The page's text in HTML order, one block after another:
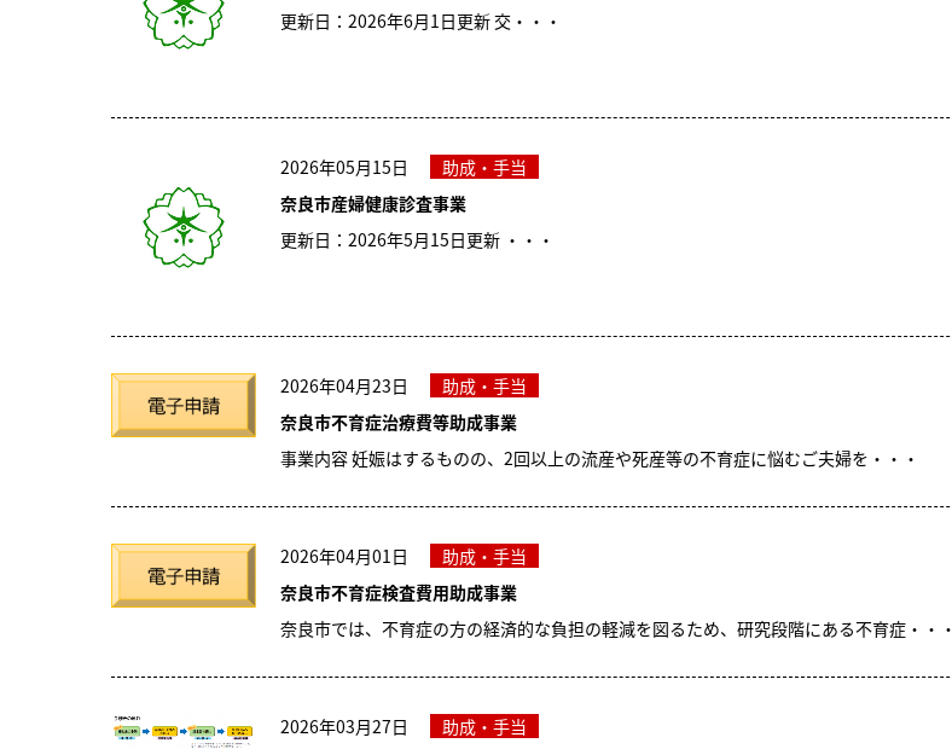
更新日：2026年6月1日更新 交・・・
2026年05月15日
助成・手当
奈良市産婦健康診査事業
更新日：2026年5月15日更新 ・・・
2026年04月23日
助成・手当
奈良市不育症治療費等助成事業
​事業内容 妊娠はするものの、2回以上の流産や死産等の不育症に悩むご夫婦を・・・
2026年04月01日
助成・手当
奈良市不育症検査費用助成事業
奈良市では、不育症の方の経済的な負担の軽減を図るため、研究段階にある不育症・・・
2026年03月27日
助成・手当